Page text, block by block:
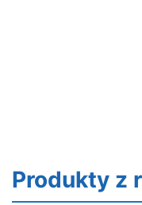
Produkty z